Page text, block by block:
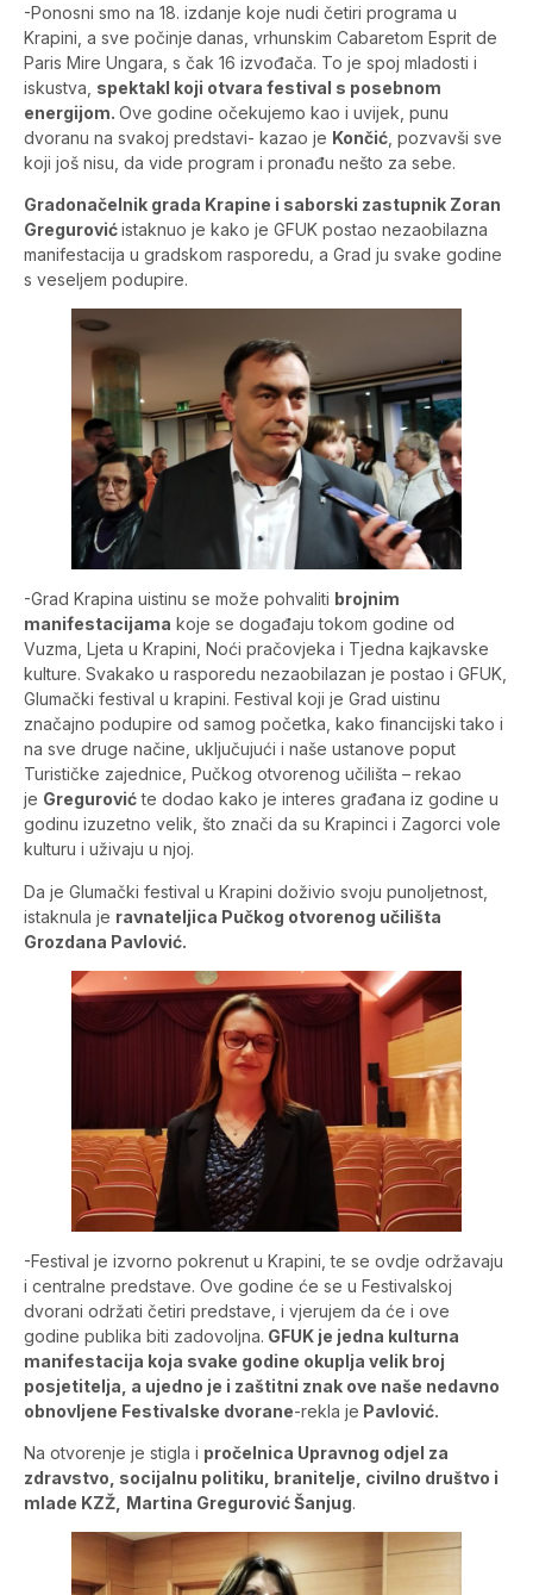
-Ponosni smo na 18. izdanje koje nudi četiri programa u
Krapini, a sve počinje danas, vrhunskim Cabaretom Esprit de
Paris Mire Ungara, s čak 16 izvođača. To je spoj mladosti i
iskustva, spektakl koji otvara festival s posebnom
energijom. Ove godine očekujemo kao i uvijek, punu
dvoranu na svakoj predstavi- kazao je Končić , pozvavši sve
koji još nisu, da vide program i pronađu nešto za sebe.
Gradonačelnik grada Krapine i saborski zastupnik Zoran
Gregurovićistaknuo je kako je GFUK postao nezaobilazna
manifestacija u gradskom rasporedu, a Grad ju svake godine
s veseljem podupire.
-Grad Krapina uistinu se može pohvaliti brojnim
manifestacijama koje se događaju tokom godine od
Vuzma, Ljeta u Krapini, Noći pračovjeka i Tjedna kajkavske
kulture. Svakako u rasporedu nezaobilazan je postao i GFUK,
Glumački festival u krapini. Festival koji je Grad uistinu
značajno podupire od samog početka, kako financijski tako i
na sve druge načine, uključujući i naše ustanove poput
Turističke zajednice, Pučkog otvorenog učilišta – rekao
je Gregurovićte dodao kako je interes građana iz godine u
godinu izuzetno velik, što znači da su Krapinci i Zagorci vole
kulturu i uživaju u njoj.
Da je Glumački festival u Krapini doživio svoju punoljetnost,
istaknula je ravnateljica Pučkog otvorenog učilišta
Grozdana Pavlović.
-Festival je izvorno pokrenut u Krapini, te se ovdje održavaju
i centralne predstave. Ove godine će se u Festivalskoj
dvorani održati četiri predstave, i vjerujem da će i ove
godine publika biti zadovoljna. GFUK je jedna kulturna
manifestacija koja svake godine okuplja velik broj
posjetitelja, a ujedno je i zaštitni znak ove naše nedavno
obnovljene Festivalske dvorane-rekla je Pavlović.
Na otvorenje je stigla i pročelnica Upravnog odjel za
zdravstvo, socijalnu politiku, branitelje, civilno društvo i
mlade KZŽ, Martina Gregurović Šanjug.